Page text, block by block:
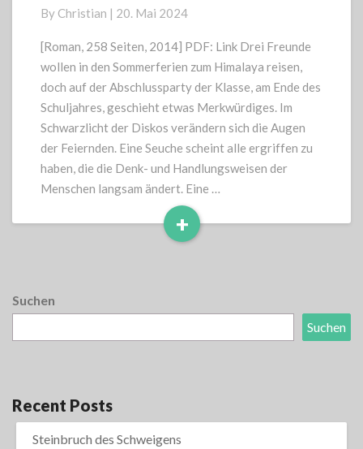
By Christian | 20. Mai 2024
[Roman, 258 Seiten, 2014] PDF: Link Drei Freunde
wollen in den Sommerferien zum Himalaya reisen,
doch auf der Abschlussparty der Klasse, am Ende des
Schuljahres, geschieht etwas Merkwürdiges. Im
Schwarzlicht der Diskos verändern sich die Augen
der Feiernden. Eine Seuche scheint alle ergriffen zu
haben, die die Denk- und Handlungsweisen der
Menschen langsam ändert. Eine …
+
Read
Suchen
Suchen
Recent Posts
Steinbruch des Schweigens